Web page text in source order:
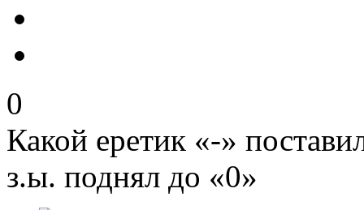
0
Какой еретик «-»
з.ы. поднял до «0»